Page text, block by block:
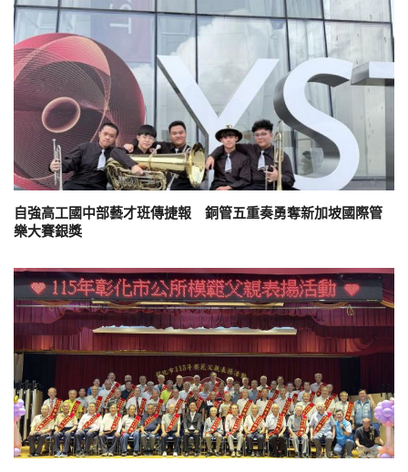
自強高工國中部藝才班傳捷報 銅管五重奏勇奪新加坡國際管
樂大賽銀獎